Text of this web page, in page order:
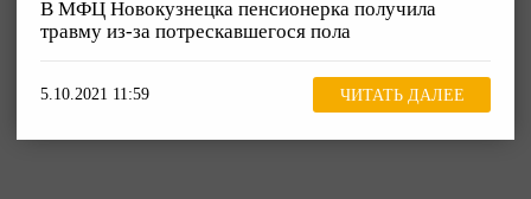
В МФЦ Новокузнецка пенсионерка получила
травму из-за потрескавшегося пола
5.10.2021 11:59 ЧИТАТЬ ДАЛЕЕ